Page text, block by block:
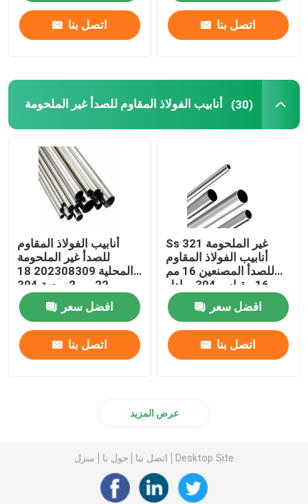
اتصل بنا اتصل بنا
أنابيب الفولاذ المقاوم للصدأ غير الملحومة (30)
أنابيب الفولاذ المقاوم
للصدأ غير الملحومة
المحلية 202308309 18
مم 22 مم 2 بوصة 304
أنبوب إينوكس
افضل سعر
اتصل بنا
Ss 321 غير الملحومة
أنابيب الفولاذ المقاوم
للصدأ المصنعين 16 مم
16 مقياس 304 مبادل
حراري
افضل سعر
اتصل بنا
عرض المزيد
منزل حول نا اتصل بنا Desktop Site